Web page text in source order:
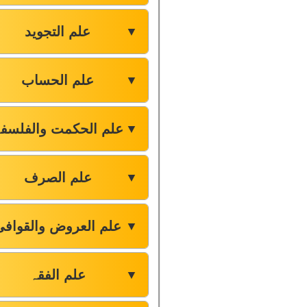
علم التجوید ▼
علم الحساب ▼
علم الحکمت ▼
علم الصرف ▼
علم العروض ▼
علم الفقہ ▼